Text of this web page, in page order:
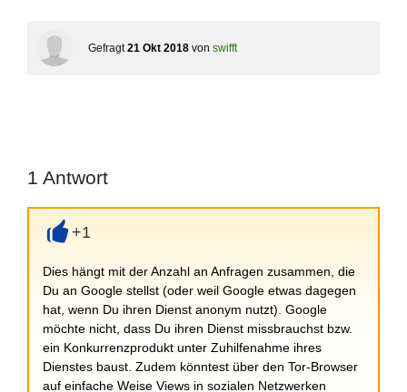
Gefragt 21 Okt 2018 von swifft
1 Antwort
+1
Dies hängt mit der Anzahl an Anfragen zusammen, die
Du an Google stellst (oder weil Google etwas dagegen
hat, wenn Du ihren Dienst anonym nutzt). Google
möchte nicht, dass Du ihren Dienst missbrauchst bzw.
ein Konkurrenzprodukt unter Zuhilfenahme ihres
Dienstes baust. Zudem könntest über den Tor-Browser
auf einfache Weise Views in sozialen Netzwerken